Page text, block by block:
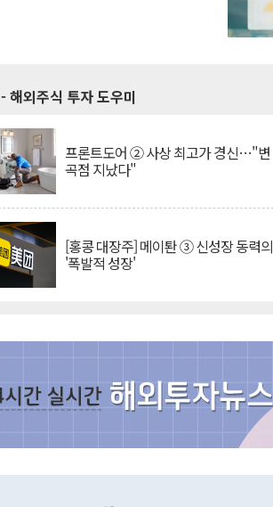
- 해외주식 투자 도우미
프론트도어 ② 사상 최고가 경신…"변
곡점 지났다"
[홍콩 대장주] 메이퇀 ③ 신성장 동력의
'폭발적 성장'